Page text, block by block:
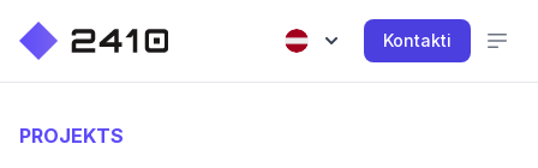
Kontakti
PROJEKTS